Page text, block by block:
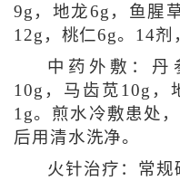
9g，地龙6g，鱼腥
12g，桃仁6g。14剂
中药外敷：丹
10g，马齿苋10g，
1g。煎水冷敷患处
后用清水洗净。
火针治疗：常规